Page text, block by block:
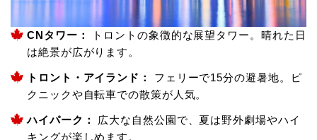
CNタワー ：
トロントの象徴的な展望タワー。晴れた日
は絶景が広がります。
トロント・アイランド ：
フェリーで15分の避暑地。ピ
クニックや自転車での散策が人気。
ハイパーク ：
広大な自然公園で、夏は野外劇場やハイ
キングが楽しめます。